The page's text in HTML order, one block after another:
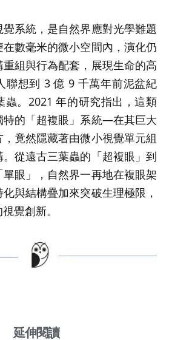
系統，是自然界應對光學難題
數毫米的微小空間內，演化仍
組與行為配套，展現生命的高
聯想到 3 億 9 千萬年前泥盆紀
蟲。2021 年的研究指出，這類
特的「超複眼」系統—在其巨大
竟然隱藏著由微小視覺單元組
從遠古三葉蟲的「超複眼」到
眼」，自然界一再地在複眼架
與結構疊加來突破生理極限，
覺創新。
延伸閱讀